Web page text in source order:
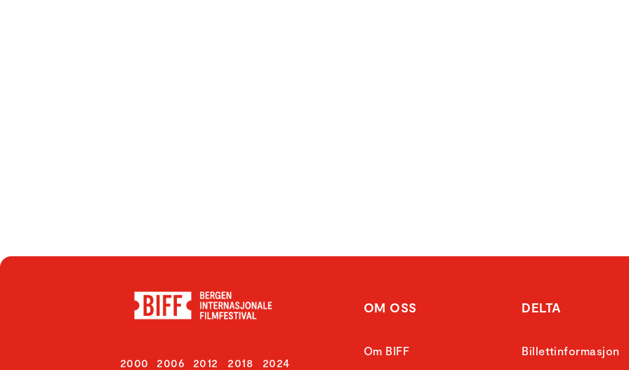
2000
2006
2012
2018
2024
OM OSS
Om BIFF
DELTA
Billettinformasjon